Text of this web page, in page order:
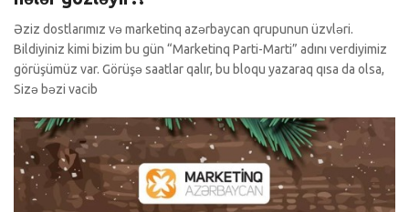
Əziz dostlarımız və marketinq azərbaycan qrupunun üzvləri.
Bildiyiniz kimi bizim bu gün “Marketinq Parti-Marti” adını verdiyimiz
görüşümüz var. Görüşə saatlar qalır, bu bloqu yazaraq qısa da olsa,
Sizə bəzi vacib